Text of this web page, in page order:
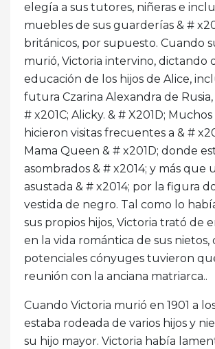
elegía a sus tutores, niñeras e
muebles de sus guarderías & #
británicos, por supuesto. Cuando
murió, Victoria intervino, dictando
educación de los hijos de Alice,
futura Czarina Alexandra de
# x201C; Alicky. & # X201D;
hicieron visitas frecuentes a & #
Mama Queen & # x201D; donde
asombrados & # x2014; y más que
asustada & # x2014; por la figura
vestida de negro. Tal como lo
sus propios hijos, Victoria trató de
en la vida romántica de sus nietos,
potenciales cónyuges tuvieron
reunión con la anciana matriarca..
Cuando Victoria murió en 1901 a
estaba rodeada de varios hijos y
su hijo mayor. Victoria había